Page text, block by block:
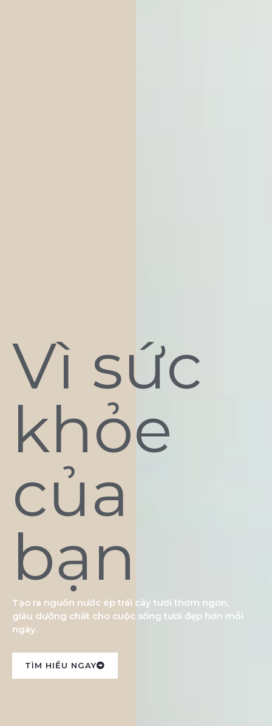
Vì sức
khỏe
của
bạn
Tạo ra nguồn nước ép trái cây tươi thơm ngon,
giàu dưỡng chất cho cuộc sống tươi đẹp hơn mỗi
ngày.
TÌM HIỂU NGAY